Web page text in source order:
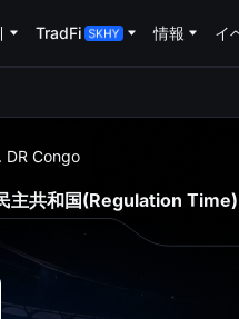
TradFi 情報 イ
DR Congo
主共和国(Regulation Time)